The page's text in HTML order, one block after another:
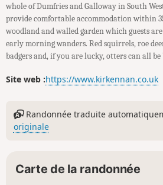
whole of Dumfries and Galloway in South
provide comfortable accommodation within
woodland and walled garden which guests
early morning wanders. Red squirrels, roe
badgers and, if you are lucky, otters can all be
Site web :https://www.kirkennan.co.uk
Randonnée traduite
originale
Carte de la randonnée